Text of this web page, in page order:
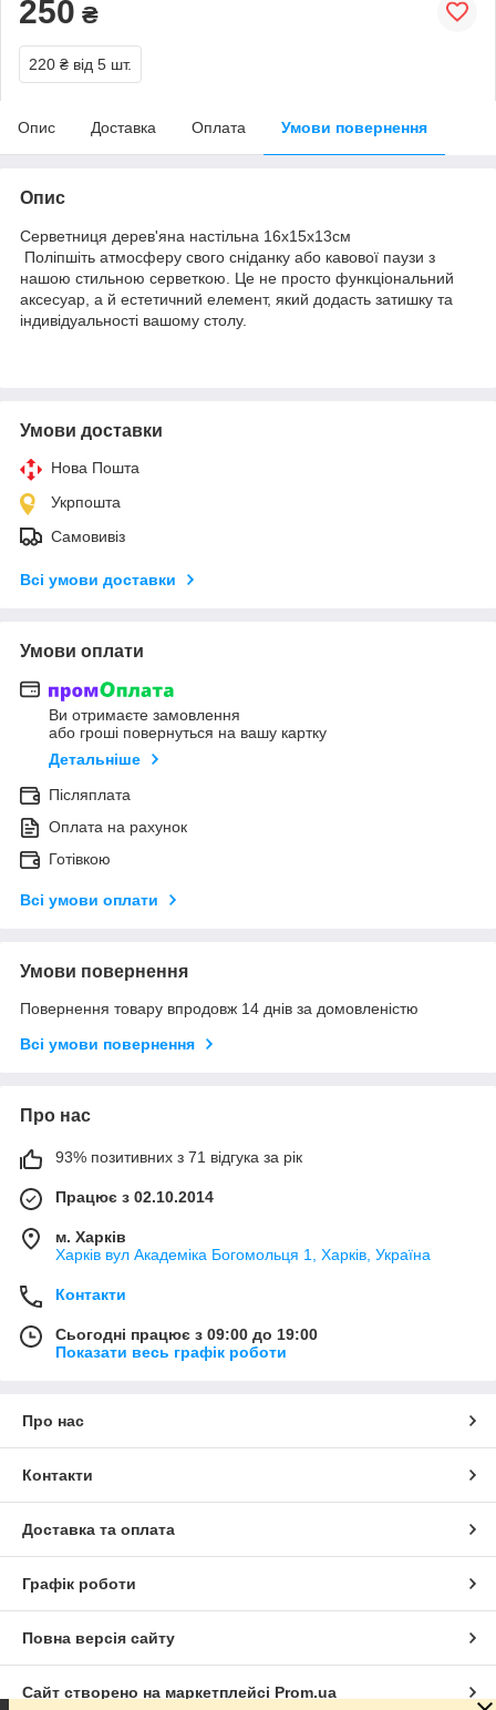
250 ₴
220 ₴ від 5 шт.
Опис Доставка Оплата Умови повернення
Опис
Серветниця дерев'яна настільна 16х15х13см
Поліпшіть атмосферу свого сніданку або кавової паузи з
нашою стильною серветкою. Це не просто функціональний
аксесуар, а й естетичний елемент, який додасть затишку та
індивідуальності вашому столу.
Умови доставки
Нова Пошта
Укрпошта
Самовивіз
Всі умови доставки
Умови оплати
Ви отримаєте замовлення
або гроші повернуться на вашу картку
Детальніше
Післяплата
Оплата на рахунок
Готівкою
Всі умови оплати
Умови повернення
Повернення товару впродовж 14 днів за домовленістю
Всі умови повернення
Про нас
93% позитивних з 71 відгука за рік
Працює з 02.10.2014
м. Харків
Харків вул Академіка Богомольця 1, Харків, Україна
Контакти
Сьогодні працює з 09:00 до 19:00
Показати весь графік роботи
Про нас
Контакти
Доставка та оплата
Графік роботи
Повна версія сайту
Сайт створено на маркетплейсі Prom.ua